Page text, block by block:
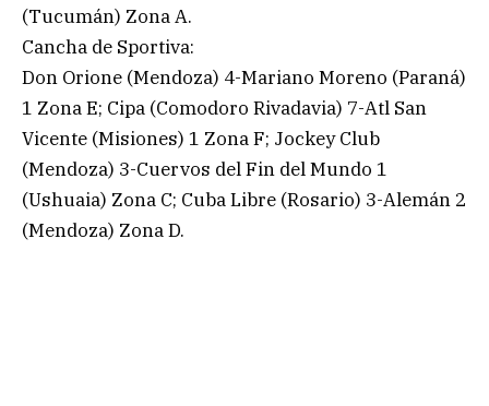
(Tucumán) Zona A.
Cancha de Sportiva:
Don Orione (Mendoza) 4-Mariano Moreno (Paraná)
1 Zona E; Cipa (Comodoro Rivadavia) 7-Atl San
Vicente (Misiones) 1 Zona F; Jockey Club
(Mendoza) 3-Cuervos del Fin del Mundo 1
(Ushuaia) Zona C; Cuba Libre (Rosario) 3-Alemán 2
(Mendoza) Zona D.